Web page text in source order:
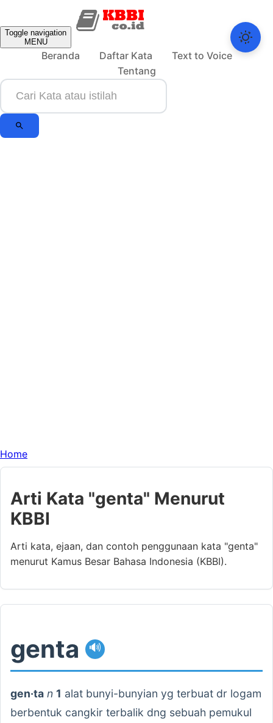
Toggle navigation
MENU
Beranda Daftar Kata
Text to Voice
Tentang
Home
Arti Kata "genta" Menurut
KBBI
Arti kata, ejaan, dan contoh penggunaan kata "genta"
menurut Kamus Besar Bahasa Indonesia (KBBI).
genta 🔊
gen·ta n 1 alat bunyi-bunyian yg terbuat dr logam
berbentuk cangkir terbalik dng sebuah pemukul